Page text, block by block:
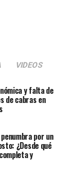
VIDEOS
y falta de
de cabras en
por un
¿Desde qué
y